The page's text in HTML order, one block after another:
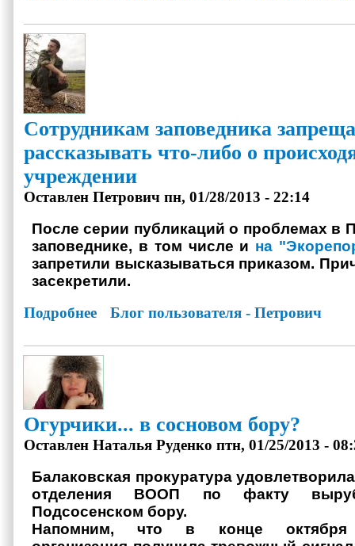
Сотрудникам заповедника
рассказывать что-либо о
учреждении
Оставлен Петрович пн, 01/28/2013 - 22:14
После серии публикаций о проблемах в
заповеднике, в том числе и на
запретили высказываться приказом.
засекретили.
Подробнее о Сотрудникам заповедника запрещают рассказывать
Блог пользователя - Петрович
Огурчики... в сосновом бору?
Оставлен Наталья Руденко птн, 01/25/2013 -
Балаковская прокуратура
отделения ВООП по факту
Подсосенском бору.​
Напомним, что в конце октября